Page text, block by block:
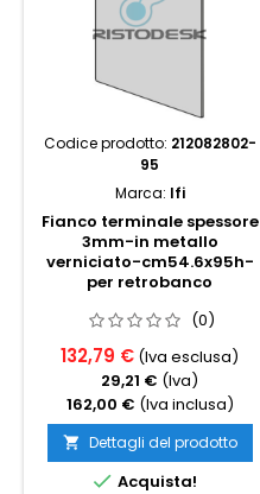
Codice prodotto: 212082802-
95
Marca: Ifi
Fianco terminale spessore
3mm-in metallo
verniciato-cm54.6x95h-
per retrobanco
(0)
132,79 € (Iva esclusa)
29,21 € (Iva)
162,00 € (Iva inclusa)
 Dettagli del prodotto
 Acquista!